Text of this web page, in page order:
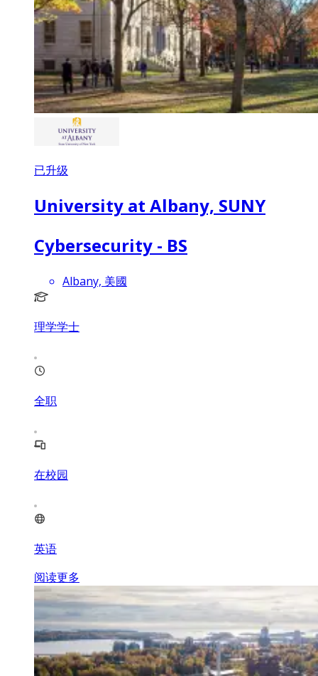
已升级
University at Albany, SUNY
Cybersecurity - BS
Albany, 美國
理学学士
全职
在校园
英语
阅读更多